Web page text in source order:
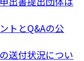
トとQ&Aの公
送付状況につい